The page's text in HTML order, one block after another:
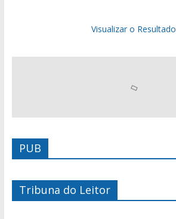
Visualizar o Resultado
PUB
Tribuna do Leitor